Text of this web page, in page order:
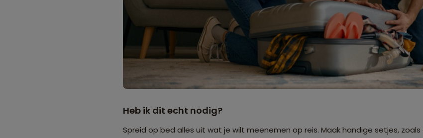
Heb ik dit echt nodig?
Spreid op bed alles uit wat je wilt meenemen op reis. Maak handige setjes,